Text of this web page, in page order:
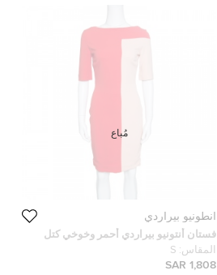
أنطونيو بيراردي
فستان أنتونيو بيراردي أحمر وخوخي كتل
لونية ضيق S
المقاس: S
1,808 SAR
مُباع